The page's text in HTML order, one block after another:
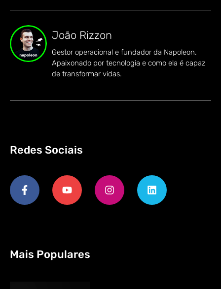
João Rizzon
Gestor operacional e fundador da Napoleon.
Apaixonado por tecnologia e como ela é capaz
de transformar vidas.
Redes Sociais
Mais Populares